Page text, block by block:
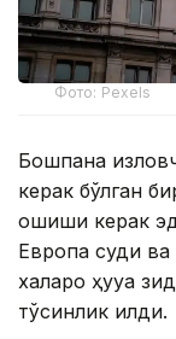
Фото: Pexels
Бошпана
керак бўлган
ошиши керак
Европа суди
халқаро ҳуқуққа
тўсқинлик қилди.